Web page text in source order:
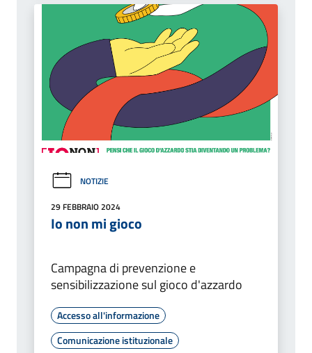
NOTIZIE
29 FEBBRAIO 2024
Io non mi gioco
Campagna di prevenzione e
sensibilizzazione sul gioco d'azzardo
Accesso all'informazione
Comunicazione istituzionale